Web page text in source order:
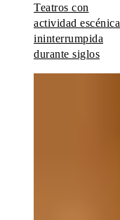
Teatros con
actividad escénica
ininterrumpida
durante siglos